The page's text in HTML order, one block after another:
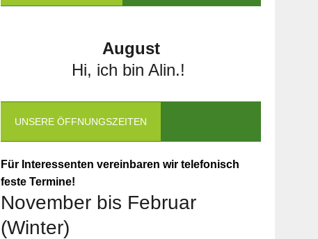
August
Hi, ich bin Alin.!
UNSERE ÖFFNUNGSZEITEN
Für Interessenten vereinbaren wir telefonisch
feste Termine!
November bis Februar
(Winter)